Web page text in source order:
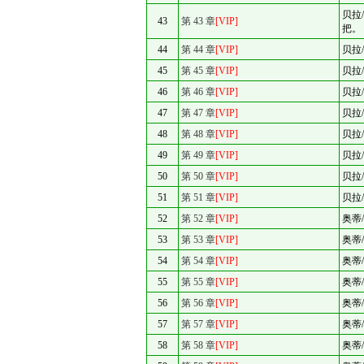
43 第 43 章[VIP]
贝
把。
44
第 44 章[VIP]
贝
45
第 45 章[VIP]
贝
46
第 46 章[VIP]
贝
47
第 47 章[VIP]
贝
48
第 48 章[VIP]
贝
49
第 49 章[VIP]
贝
50
第 50 章[VIP]
贝
51
第 51 章[VIP]
贝
52
第 52 章[VIP]
奥蒂
53
第 53 章[VIP]
奥蒂
54
第 54 章[VIP]
奥蒂
55
第 55 章[VIP]
奥蒂
56
第 56 章[VIP]
奥蒂
57
第 57 章[VIP]
奥蒂
58
第 58 章[VIP]
奥蒂